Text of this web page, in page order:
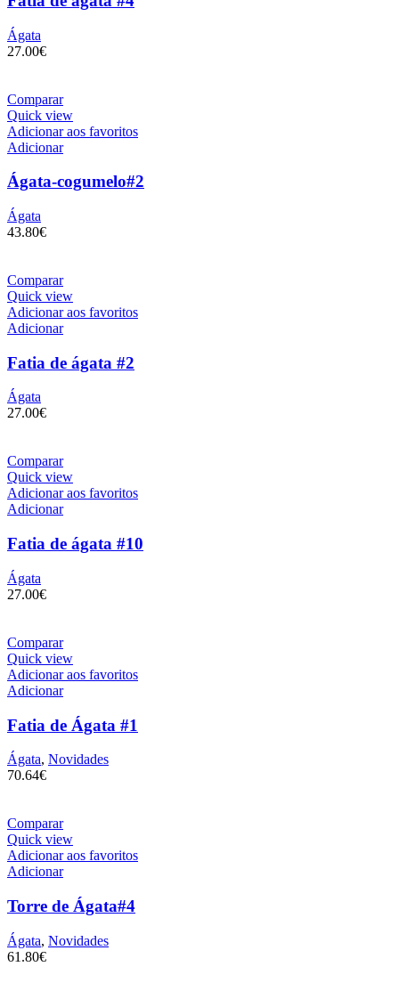
Ágata
27.00€
Comparar
Quick view
Adicionar aos favoritos
Adicionar
Ágata-cogumelo#2
Ágata
43.80€
Comparar
Quick view
Adicionar aos favoritos
Adicionar
Fatia de ágata #2
Ágata
27.00€
Comparar
Quick view
Adicionar aos favoritos
Adicionar
Fatia de ágata #10
Ágata
27.00€
Comparar
Quick view
Adicionar aos favoritos
Adicionar
Fatia de Ágata #1
Ágata, Novidades
70.64€
Comparar
Quick view
Adicionar aos favoritos
Adicionar
Torre de Ágata#4
Ágata, Novidades
61.80€